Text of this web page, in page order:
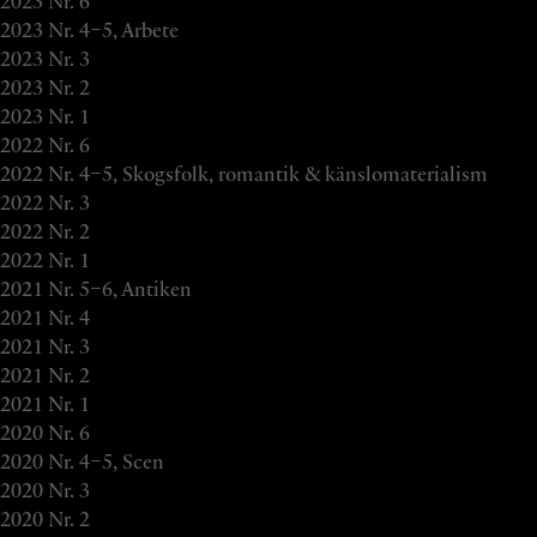
2023 Nr. 4–5, Arbete
2023 Nr. 3
2023 Nr. 2
2023 Nr. 1
2022 Nr. 6
2022 Nr. 4–5, Skogsfolk, romantik & känslomaterialism
2022 Nr. 3
2022 Nr. 2
2022 Nr. 1
2021 Nr. 5–6, Antiken
2021 Nr. 4
2021 Nr. 3
2021 Nr. 2
2021 Nr. 1
2020 Nr. 6
2020 Nr. 4–5, Scen
2020 Nr. 3
2020 Nr. 2